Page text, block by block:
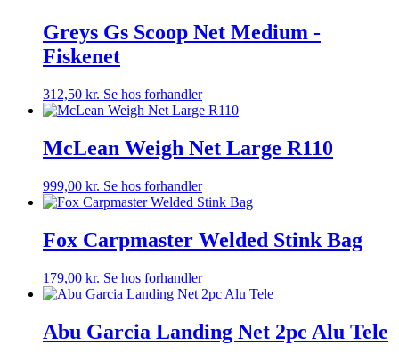
Greys Gs Scoop Net Medium -
Fiskenet
312,50 kr. Se hos forhandler
McLean Weigh Net Large R110
999,00 kr. Se hos forhandler
Fox Carpmaster Welded Stink Bag
179,00 kr. Se hos forhandler
Abu Garcia Landing Net 2pc Alu Tele